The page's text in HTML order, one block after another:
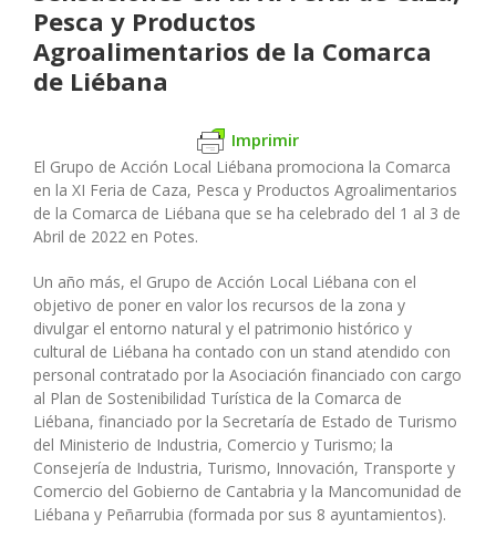
Pesca y Productos
Agroalimentarios de la Comarca
de Liébana
Imprimir
El Grupo de Acción Local Liébana promociona la Comarca
en la XI Feria de Caza, Pesca y Productos Agroalimentarios
de la Comarca de Liébana que se ha celebrado del 1 al 3 de
Abril de 2022 en Potes.
Un año más, el Grupo de Acción Local Liébana con el
objetivo de poner en valor los recursos de la zona y
divulgar el entorno natural y el patrimonio histórico y
cultural de Liébana ha contado con un stand atendido con
personal contratado por la Asociación financiado con cargo
al Plan de Sostenibilidad Turística de la Comarca de
Liébana, financiado por la Secretaría de Estado de Turismo
del Ministerio de Industria, Comercio y Turismo; la
Consejería de Industria, Turismo, Innovación, Transporte y
Comercio del Gobierno de Cantabria y la Mancomunidad de
Liébana y Peñarrubia (formada por sus 8 ayuntamientos).